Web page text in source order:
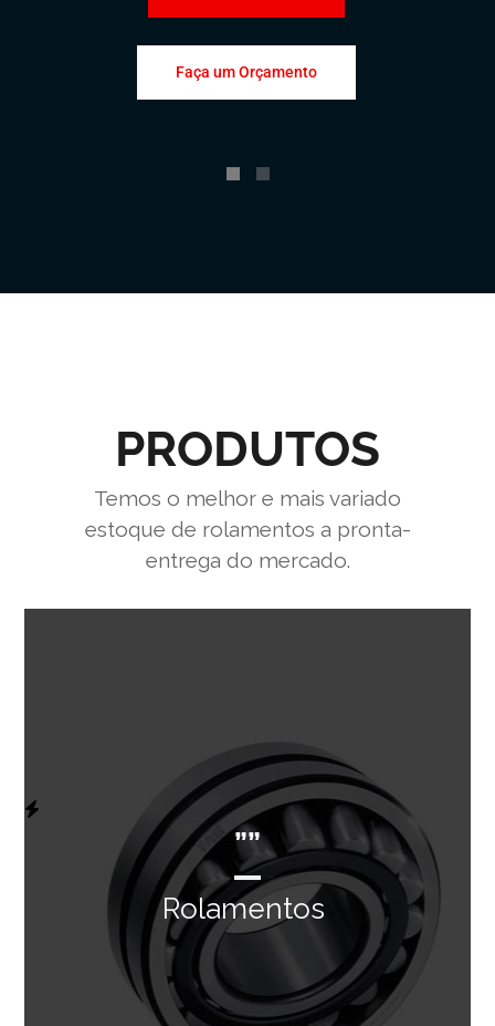
Faça um Orçamento
PRODUTOS
Temos o melhor e mais variado
estoque de rolamentos a pronta-
entrega do mercado.
””
Rolamentos